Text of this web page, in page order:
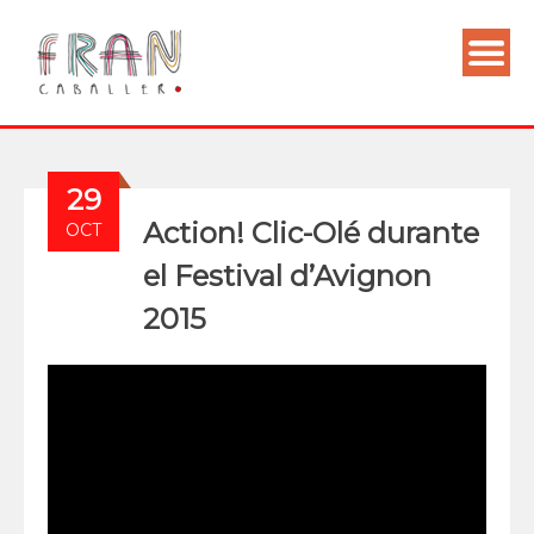
29
OCT
Action! Clic-Olé durante
el Festival d’Avignon
2015